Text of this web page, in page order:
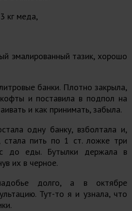
кг меда,
эмалированный тазик, хорошо
банки. Плотно закрыла,
и поставила в подпол на
и как принимать, забыла.
одну банку, взболтала и,
стала пить по 1 ст. ложке три
до еды. Бутылки держала в
их в черное.
долго, а в октябре
Тут-то я и узнала, что